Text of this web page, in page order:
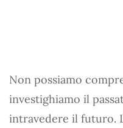
Non possiamo
investighiamo il
intravedere il futuro.